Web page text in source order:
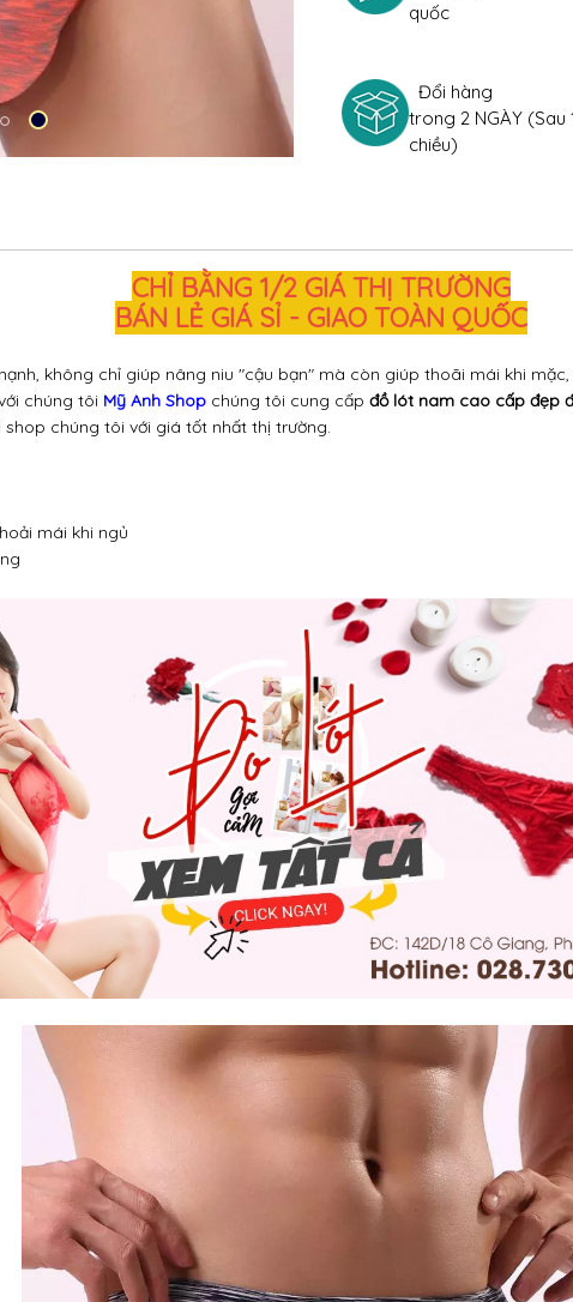
quốc
Đổi hàng
trong 2 NGÀY (Sau
chiều)
CHỈ BẰNG 1/2 GIÁ THỊ TRƯỜNG
BÁN LẺ GIÁ SỈ - GIAO TOÀN QUỐC
không chỉ giúp nâng niu "cậu bạn" mà còn giúp thoãi mái khi
chúng tôi Mỹ Anh Shop chúng tôi cung cấp đồ lót nam cao cấp đẹp
chúng tôi với giá tốt nhất thị trường.
mái khi ngủ